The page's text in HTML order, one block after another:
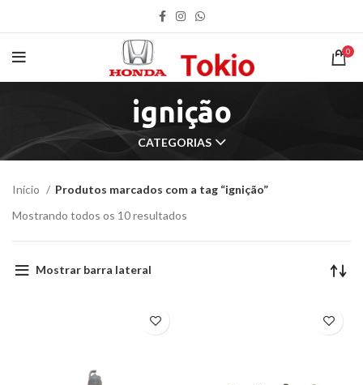
0
ignição
CATEGORIAS
Início
Produtos marcados com a tag “ignição”
Mostrando todos os 10 resultados
Mostrar barra lateral